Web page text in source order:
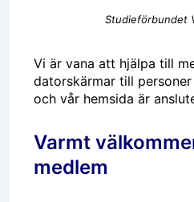
Studieförbundet
Vi är vana att hjälpa till
datorskärmar till
och vår hemsida är
Varmt
medlem